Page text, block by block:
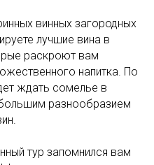
винных загородных
лучшие вина в
раскроют вам
напитка. По
ждать сомелье в
разнообразием
тур запомнился вам